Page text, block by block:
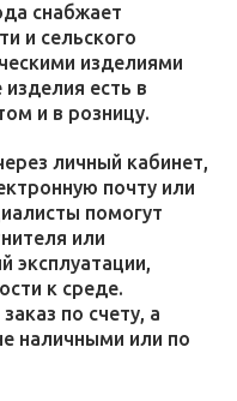
снабжает
и сельского
изделиями
есть в
и в розницу.
личный кабинет,
почту или
помогут
или
эксплуатации,
к среде.
по счету, а
наличными или по